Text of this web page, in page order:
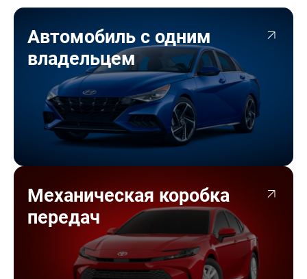
Автомобиль с одним
владельцем
Механическая коробка
передач